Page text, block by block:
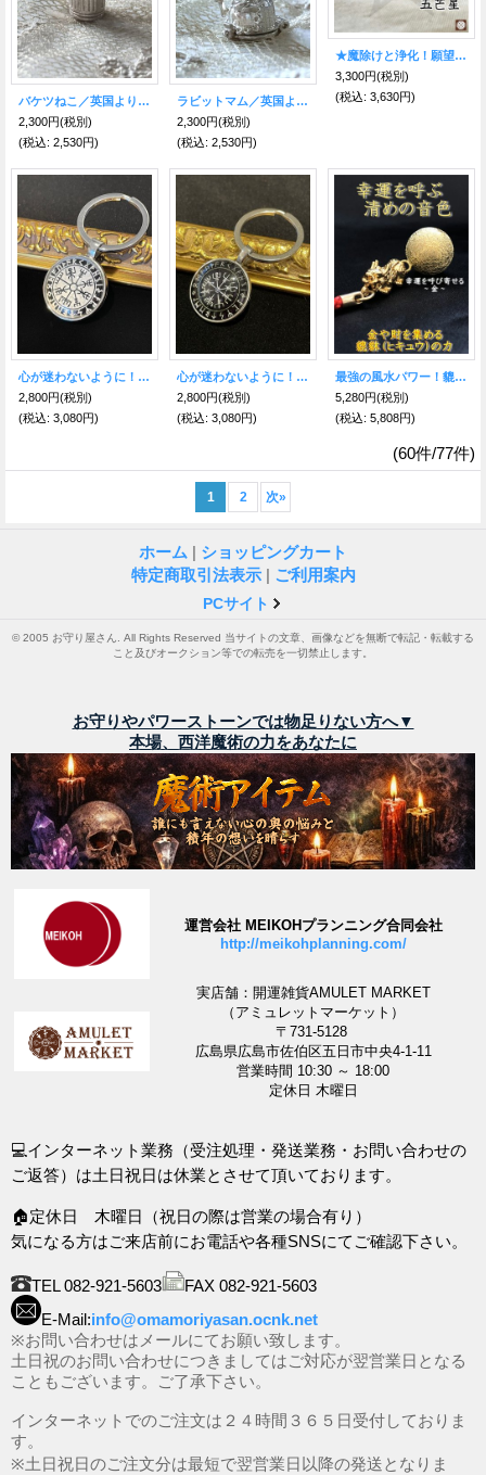
バケツねこ／英国より幸運のシルバーチャーム
2,300円(税別)
(税込: 2,530円)
ラビットマム／英国より幸運のシルバーチャーム
2,300円(税別)
(税込: 2,530円)
★魔除けと浄化！願望成就★五芒星（ペンタグラム）サークルリング
3,300円(税別)
(税込: 3,630円)
心が迷わないように！進むべき道を示す★ヴァイキングコンパス キーリングホワイト 聖なるルーン文字〜Vegvisir〜
2,800円(税別)
(税込: 3,080円)
心が迷わないように！進むべき道を示す★ヴァイキングコンパス キーリングブラック 聖なるルーン文字〜Vegvisir〜
2,800円(税別)
(税込: 3,080円)
最強の風水パワー！貔貅（ヒキュウ）の力をプラス！金運と幸運を呼ぶ清めの音色 水琴鈴
5,280円(税別)
(税込: 5,808円)
(60件/77件)
1 2 次»
ホーム | ショッピングカート
特定商取引法表示 | ご利用案内
PCサイト
© 2005 お守り屋さん. All Rights Reserved 当サイトの文章、画像などを無断で転記・転載する
こと及びオークション等での転売を一切禁止します。
お守りやパワーストーンでは物足りない方へ▼
本場、西洋魔術の力をあなたに
運営会社 MEIKOHプランニング合同会社
http://meikohplanning.com/
実店舗：開運雑貨AMULET MARKET
（アミュレットマーケット）
〒731-5128
広島県広島市佐伯区五日市中央4-1-11
営業時間 10:30 ～ 18:00
定休日 木曜日
💻インターネット業務（受注処理・発送業務・お問い合わせの
ご返答）は土日祝日は休業とさせて頂いております。
🏠定休日 木曜日（祝日の際は営業の場合有り）
気になる方はご来店前にお電話や各種SNSにてご確認下さい。
TEL 082-921-5603
FAX 082-921-5603
E-Mail:info@omamoriyasan.ocnk.net
※お問い合わせはメールにてお願い致します。
土日祝のお問い合わせにつきましてはご対応が翌営業日となる
こともございます。ご了承下さい。
インターネットでのご注文は２４時間３６５日受付しておりま
す。
※土日祝日のご注文分は最短で翌営業日以降の発送となりま